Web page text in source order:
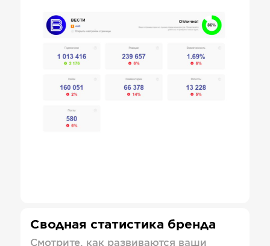
Сводная статистика бренда
Смотрите, как развиваются ваши